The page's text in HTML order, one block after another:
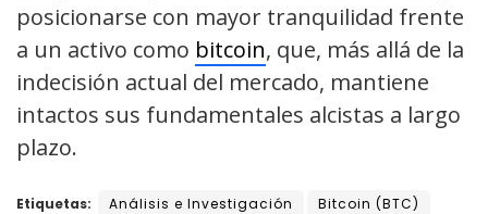
posicionarse con mayor tranquilidad frente
a un activo como bitcoin, que, más allá de la
indecisión actual del mercado, mantiene
intactos sus fundamentales alcistas a largo
plazo.
Etiquetas: Análisis e Investigación Bitcoin (BTC)